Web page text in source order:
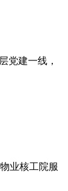
党建一线，
业核工院服